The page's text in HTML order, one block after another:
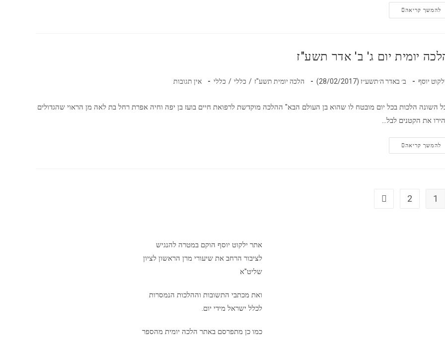
להמשך קריאה
יומית יום ג' ב' אדר תשע"ז
יוסף ב׳ באדר ה׳תשע״ז (28/02/2017) הלכה יומית תשע"ז / כללי / כללי אין תגובות
השונה הלכות בכל יום מובטח לו שהוא בן העולם הבא" ההלכה מוקדשת לרפואת חיים בועז בן יפה וחיה אפרת רחל בת לאה מן הראוי שהגדולים
את הקטנים לבל…
להמשך קריאה
1
2
אתר ילקוט יוסף הוקם במטרה להנגיש
לציבור הרחב את שיעורי מרן הראשון לציון
שליט"א
ואת מכתבי התשובות וההלכות הנמסרות
לכלל ישראל מידי יום.
כמו כן מתפרסם באתר הלכה יומית מהספר